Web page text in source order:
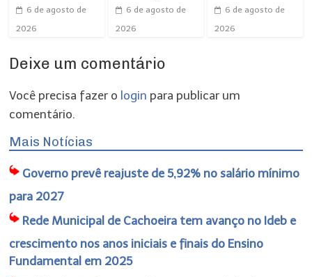
6 de agosto de
2026
6 de agosto de
2026
6 de agosto de
2026
Deixe um comentário
Você precisa fazer o login para publicar um
comentário.
Mais Notícias
Governo prevê reajuste de 5,92% no salário mínimo
para 2027
Rede Municipal de Cachoeira tem avanço no Ideb e
crescimento nos anos iniciais e finais do Ensino
Fundamental em 2025